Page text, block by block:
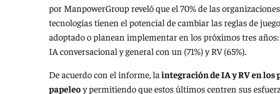
por ManpowerGroup reveló que el 70% de las
tecnologías tienen el potencial de cambiar las reglas de
adoptado o planean implementar en los próximos tres
IA conversacional y general con un (71%) y RV (65%).
De acuerdo con el informe, laintegración de IA y RV en
papeleoy permitiendo que estos últimos centren sus